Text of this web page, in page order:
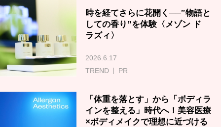
時を経てさらに花開く──‟物語と
しての香り”を体験〈メゾン ド
ラズィ〉
2026.6.17
TREND
PR
「体重を落とす」から「ボディラ
インを整える」時代へ！美容医療
×ボディメイクで理想に近づける